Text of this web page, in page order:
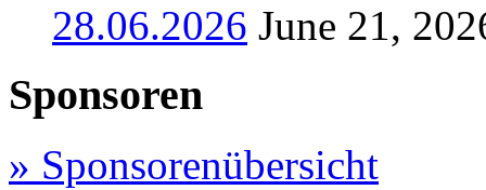
28.06.2026 June 21,
Sponsoren
» Sponsorenübersicht